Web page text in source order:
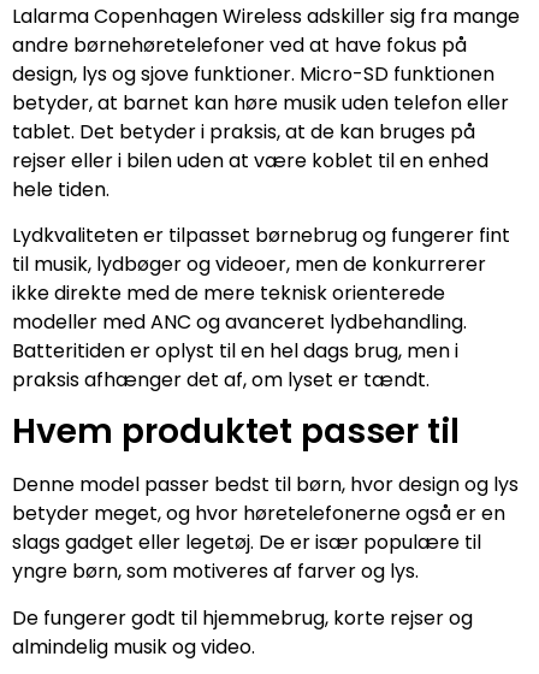
Lalarma Copenhagen Wireless adskiller sig fra mange
andre børnehøretelefoner ved at have fokus på
design, lys og sjove funktioner. Micro-SD funktionen
betyder, at barnet kan høre musik uden telefon eller
tablet. Det betyder i praksis, at de kan bruges på
rejser eller i bilen uden at være koblet til en enhed
hele tiden.
Lydkvaliteten er tilpasset børnebrug og fungerer fint
til musik, lydbøger og videoer, men de konkurrerer
ikke direkte med de mere teknisk orienterede
modeller med ANC og avanceret lydbehandling.
Batteritiden er oplyst til en hel dags brug, men i
praksis afhænger det af, om lyset er tændt.
Hvem produktet passer til
Denne model passer bedst til børn, hvor design og lys
betyder meget, og hvor høretelefonerne også er en
slags gadget eller legetøj. De er især populære til
yngre børn, som motiveres af farver og lys.
De fungerer godt til hjemmebrug, korte rejser og
almindelig musik og video.